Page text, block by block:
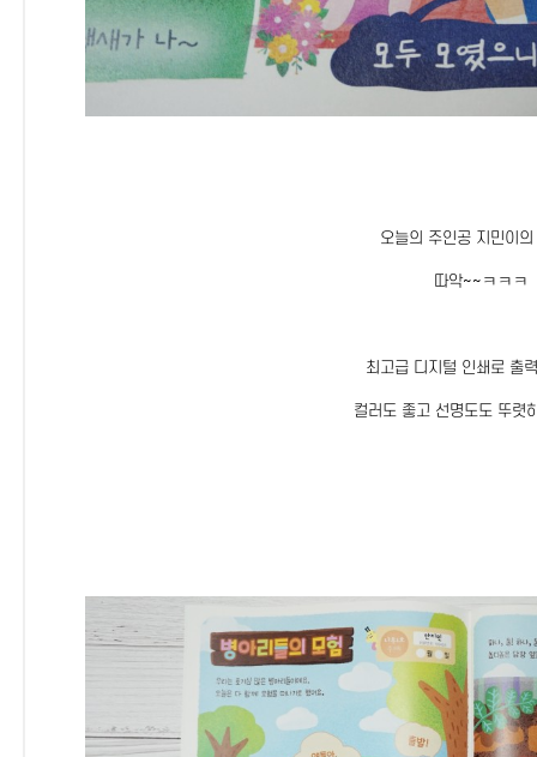
오늘의 주인공 지민이
따악~~ㅋㅋㅋ
최고급 디지털 인쇄로 출
컬러도 좋고 선명도도 뚜렷